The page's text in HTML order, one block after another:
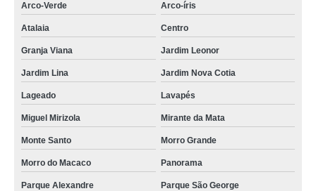
piso de madeira rústica na Granja Viana
piso em madeira para cozinha em Guarulhos
piso de madeira colocado em Itaquaquecetuba
piso de madeira para escada preço em Jandira
quanto custa piso de madeira vinílico no Jardim Nova Cotia
instalação de piso de madeira no Parque Alexandre
piso de madeira para jardim em Taboão da Serra
instalação de piso laminado de madeira em Pirapora do Bom Jesus
Arco-Verde
Arco-íris
Atalaia Centro
Granja Viana Jardim Leonor
Jardim Lina Jardim Nova Cotia
Lageado Lavapés
Miguel Mirizola Mirante da Mata
Monte Santo Morro Grande
Morro do Macaco Panorama
Parque Alexandre Parque São George